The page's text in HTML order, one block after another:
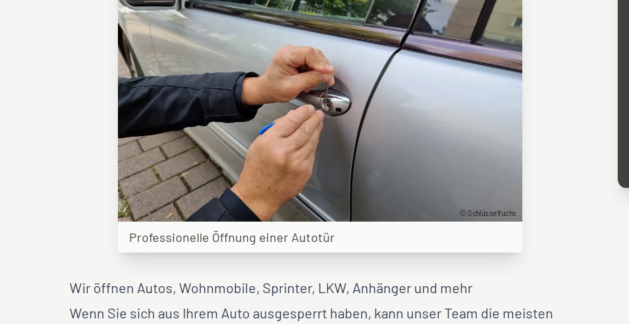
© Schlüsselfuchs
Professionelle Öffnung einer Autotür
Wir öffnen Autos, Wohnmobile, Sprinter, LKW, Anhänger und mehr
Wenn Sie sich aus Ihrem Auto ausgesperrt haben, kann unser Team die meisten